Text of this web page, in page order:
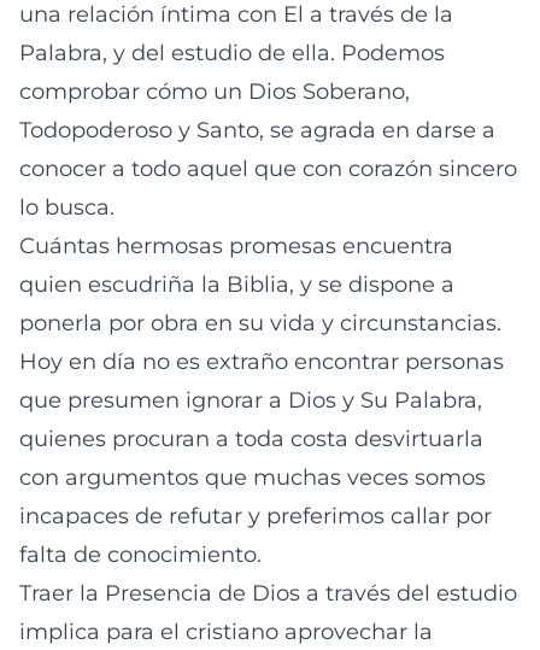
una relación íntima con El a través de la
Palabra, y del estudio de ella. Podemos
comprobar cómo un Dios Soberano,
Todopoderoso y Santo, se agrada en darse a
conocer a todo aquel que con corazón sincero
lo busca.
Cuántas hermosas promesas encuentra
quien escudriña la Biblia, y se dispone a
ponerla por obra en su vida y circunstancias.
Hoy en día no es extraño encontrar personas
que presumen ignorar a Dios y Su Palabra,
quienes procuran a toda costa desvirtuarla
con argumentos que muchas veces somos
incapaces de refutar y preferimos callar por
falta de conocimiento.
Traer la Presencia de Dios a través del estudio
implica para el cristiano aprovechar la